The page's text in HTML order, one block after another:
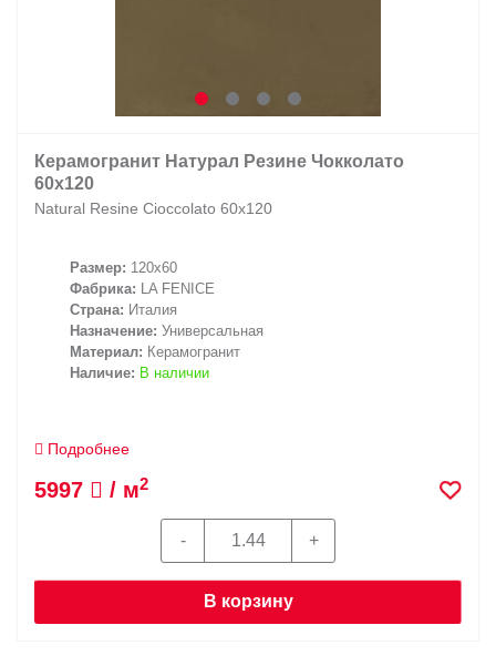
Керамогранит Натурал Резине Чокколато
60х120
Natural Resine Cioccolato 60х120
Размер: 120x60
Фабрика: LA FENICE
Страна: Италия
Назначение: Универсальная
Материал: Керамогранит
Наличие: В наличии
Подробнее
5997 / м2
В корзину